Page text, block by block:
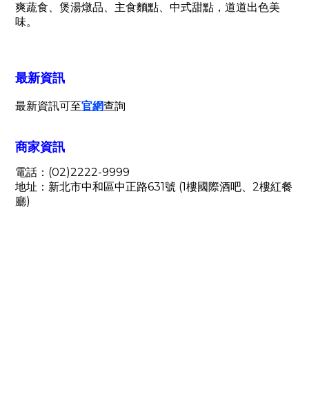
爽蔬食、煲湯燉品、主食麵點、中式甜點，道道出色美
味。
最新資訊
最新資訊可至官網查詢
商家資訊
電話：(02)2222-9999
地址：新北市中和區中正路631號 (1樓國際酒吧、2樓紅餐
廳)